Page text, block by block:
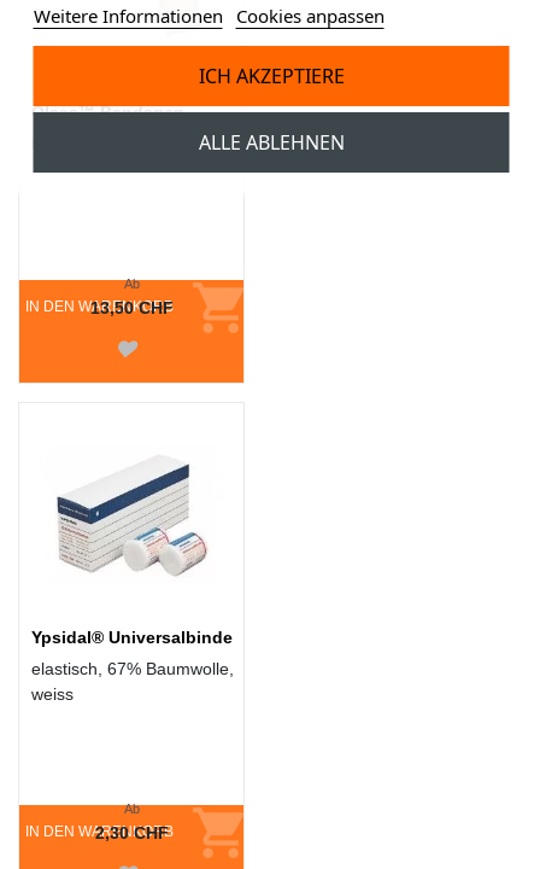
Olaes™ Bandagen
IN DEN WARENKORB
Ab
13,50 CHF
Ypsidal® Universalbinde
elastisch, 67% Baumwolle,
weiss
IN DEN WARENKORB
Ab
2,30 CHF
Weitere Informationen Cookies anpassen
ALLE ABLEHNEN
ICH AKZEPTIERE